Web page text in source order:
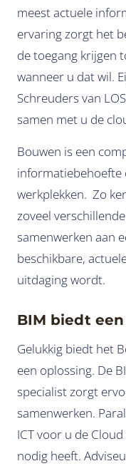
meest actuele
ervaring zorgt het
de toegang krijgen
wanneer u dat wil.
Schreuders van
samen met u de
Bouwen is een
informatiebehoefte
werkplekken. Zo
zoveel
samenwerken aan
beschikbare,
uitdaging wordt.
BIM biedt
Gelukkig biedt het
een oplossing. De
specialist zorgt
samenwerken.
ICT voor u de
nodig heeft.